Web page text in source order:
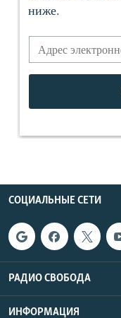
СОЦИАЛЬНЫЕ СЕТИ
РАДИО СВОБОДА
ИНФОРМАЦИЯ